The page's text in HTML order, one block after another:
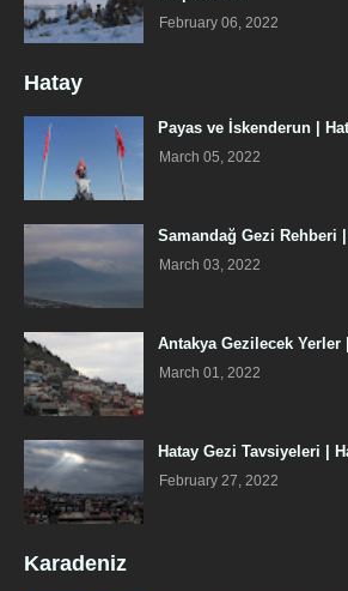
February 06, 2022
Hatay
Payas ve İskenderun |
March 05, 2022
Samandağ Gezi Rehberi
March 03, 2022
Antakya Gezilecek Yerler
March 01, 2022
Hatay Gezi Tavsiyeleri |
February 27, 2022
Karadeniz